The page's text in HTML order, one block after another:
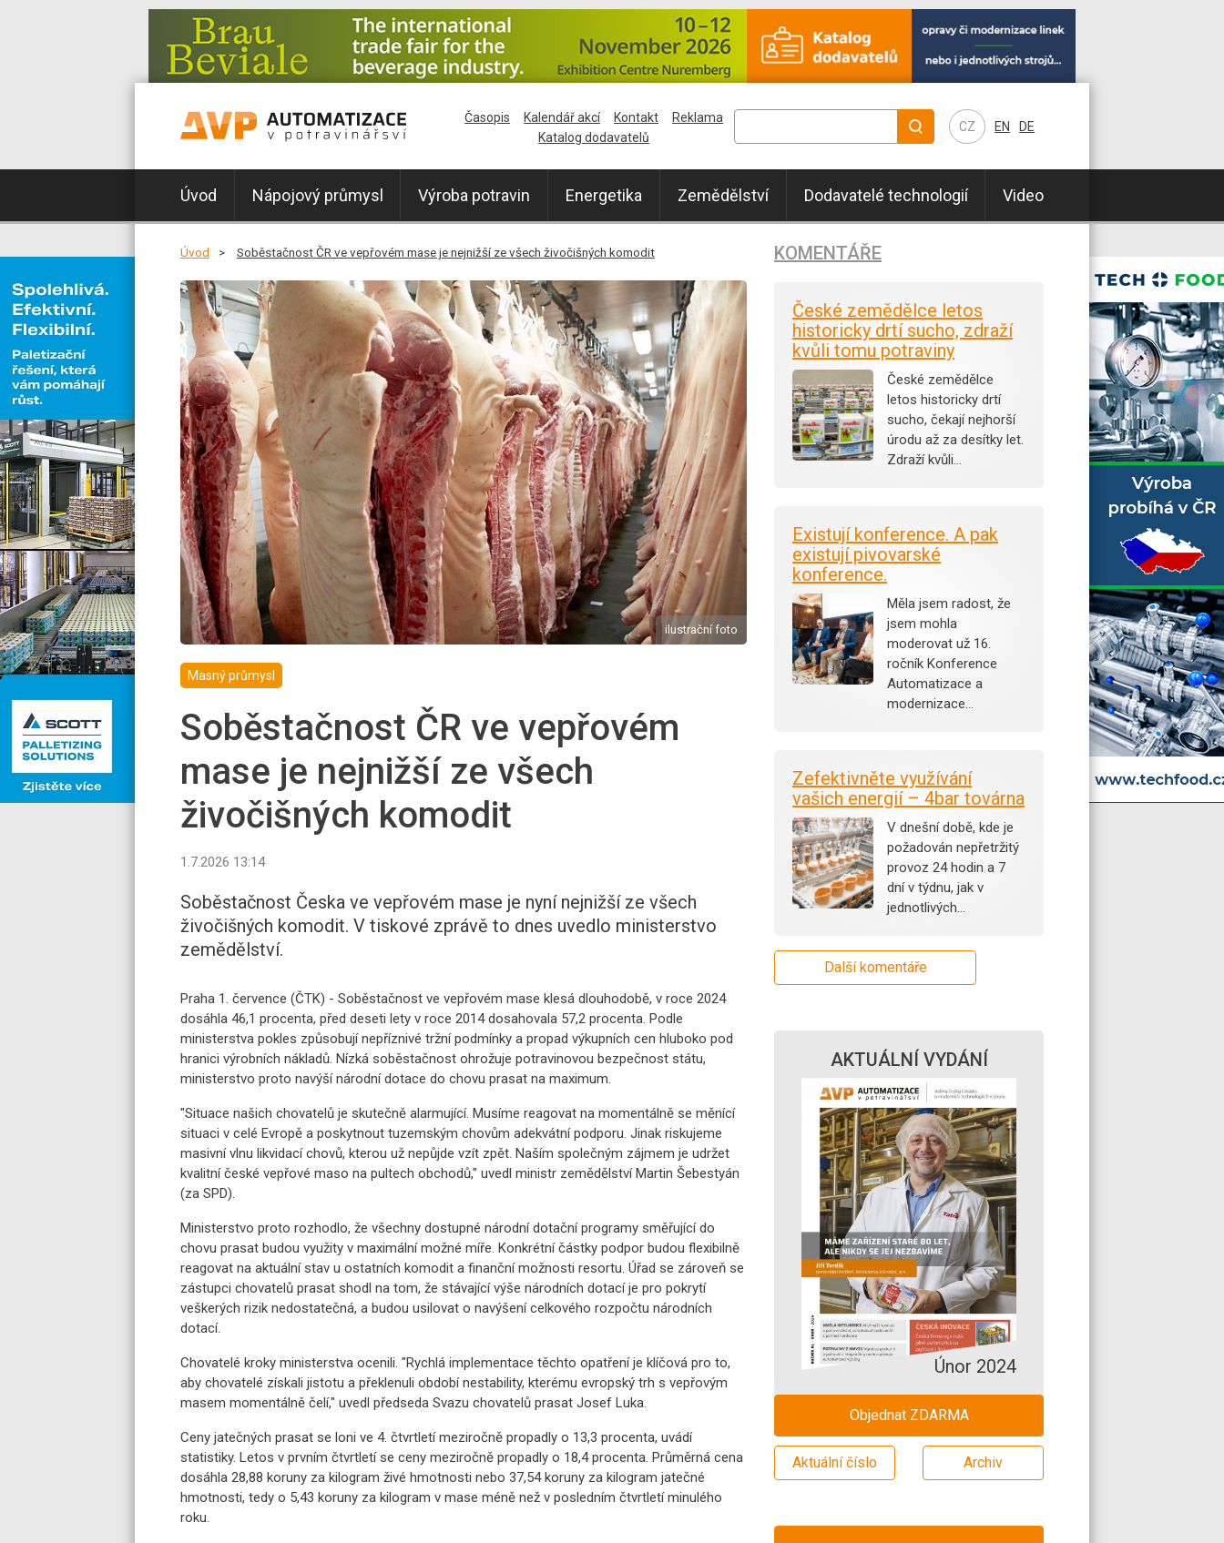
CZ EN DE
Úvod Nápojový průmysl Výroba potravin Energetika Zemědělství Dodavatelé technologií Video
Časopis Kalendář akcí Kontakt
Reklama
Katalog dodavatelů
Úvod Soběstačnost ČR ve vepřovém mase je nejnižší ze všech živočišných komodit
ilustrační foto
Masný průmysl
Soběstačnost ČR ve vepřovém
mase je nejnižší ze všech
živočišných komodit
1.7.2026 13:14
Soběstačnost Česka ve vepřovém mase je nyní nejnižší ze všech
živočišných komodit. V tiskové zprávě to dnes uvedlo ministerstvo
zemědělství.
Praha 1. července (ČTK) - Soběstačnost ve vepřovém mase klesá dlouhodobě, v roce 2024
dosáhla 46,1 procenta, před deseti lety v roce 2014 dosahovala 57,2 procenta. Podle
ministerstva pokles způsobují nepříznivé tržní podmínky a propad výkupních cen hluboko pod
hranici výrobních nákladů. Nízká soběstačnost ohrožuje potravinovou bezpečnost státu,
ministerstvo proto navýší národní dotace do chovu prasat na maximum.
"Situace našich chovatelů je skutečně alarmující. Musíme reagovat na momentálně se měnící
situaci v celé Evropě a poskytnout tuzemským chovům adekvátní podporu. Jinak riskujeme
masivní vlnu likvidací chovů, kterou už nepůjde vzít zpět. Naším společným zájmem je udržet
kvalitní české vepřové maso na pultech obchodů," uvedl ministr zemědělství Martin Šebestyán
(za SPD).
Ministerstvo proto rozhodlo, že všechny dostupné národní dotační programy směřující do
chovu prasat budou využity v maximální možné míře. Konkrétní částky podpor budou flexibilně
reagovat na aktuální stav u ostatních komodit a finanční možnosti resortu. Úřad se zároveň se
zástupci chovatelů prasat shodl na tom, že stávající výše národních dotací je pro pokrytí
veškerých rizik nedostatečná, a budou usilovat o navýšení celkového rozpočtu národních
dotací.
Chovatelé kroky ministerstva ocenili. "Rychlá implementace těchto opatření je klíčová pro to,
aby chovatelé získali jistotu a překlenuli období nestability, kterému evropský trh s vepřovým
masem momentálně čelí," uvedl předseda Svazu chovatelů prasat Josef Luka.
Ceny jatečných prasat se loni ve 4. čtvrtletí meziročně propadly o 13,3 procenta, uvádí
statistiky. Letos v prvním čtvrtletí se ceny meziročně propadly o 18,4 procenta. Průměrná cena
dosáhla 28,88 koruny za kilogram živé hmotnosti nebo 37,54 koruny za kilogram jatečné
hmotnosti, tedy o 5,43 koruny za kilogram v mase méně než v posledním čtvrtletí minulého
roku.
KOMENTÁŘE
České zemědělce letos
historicky drtí sucho, zdraží
kvůli tomu potraviny
České zemědělce
letos historicky drtí
sucho, čekají nejhorší
úrodu až za desítky let.
Zdraží kvůli…
Existují konference. A pak
existují pivovarské
konference.
Měla jsem radost, že
jsem mohla
moderovat už 16.
ročník Konference
Automatizace a
modernizace…
Zefektivněte využívání
vašich energií – 4bar továrna
V dnešní době, kde je
požadován nepřetržitý
provoz 24 hodin a 7
dní v týdnu, jak v
jednotlivých…
Další komentáře
AKTUÁLNÍ VYDÁNÍ
Únor 2024
Objednat ZDARMA
Aktuální číslo Archiv